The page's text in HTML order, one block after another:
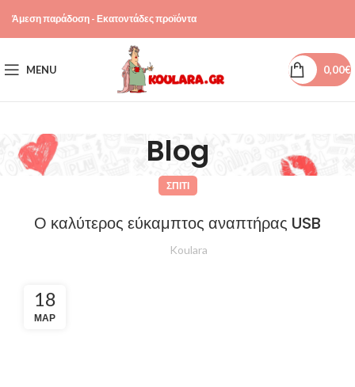
Άμεση παράδοση - Εκατοντάδες προϊόντα
MENU 0,00€
Blog
ΣΠΊΤΙ
Ο καλύτερος εύκαμπτος αναπτήρας USB
Koulara
18
ΜΑΡ